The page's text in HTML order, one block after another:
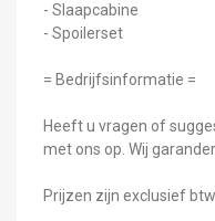
- Slaapcabine
- Spoilerset
= Bedrijfsinformatie =
Heeft u vragen of
met ons op. Wij
Prijzen zijn exclusief